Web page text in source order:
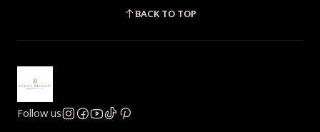
BACK TO TOP
Follow us